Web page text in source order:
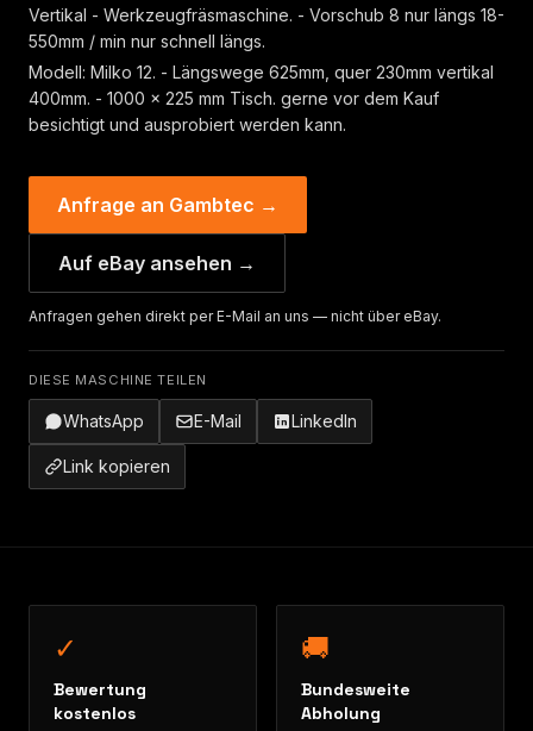
Vertikal - Werkzeugfräsmaschine. - Vorschub 8 nur längs 18-
550mm / min nur schnell längs.
Modell: Milko 12. - Längswege 625mm, quer 230mm vertikal
400mm. - 1000 x 225 mm Tisch. gerne vor dem Kauf
besichtigt und ausprobiert werden kann.
Anfrage an Gambtec →
Auf eBay ansehen →
Anfragen gehen direkt per E-Mail an uns — nicht über eBay.
DIESE MASCHINE TEILEN
WhatsApp E-Mail LinkedIn
Link kopieren
✓
Bewertung
kostenlos
🚚
Bundesweite
Abholung